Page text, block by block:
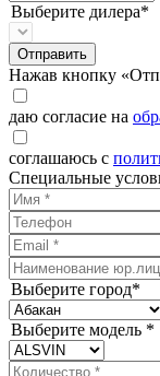
Выберите дилера*
Отправить
Нажав кнопку
даю согласие на
соглашаюсь с
Специальные
Выберите город*
Выберите модель *